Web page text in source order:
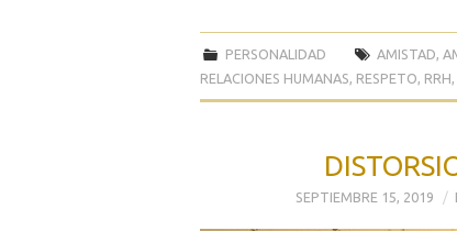
PERSONALIDAD AMISTAD,
RELACIONES HUMANAS, RESPETO, RRH,
SEPTIEMBRE 15, 2019